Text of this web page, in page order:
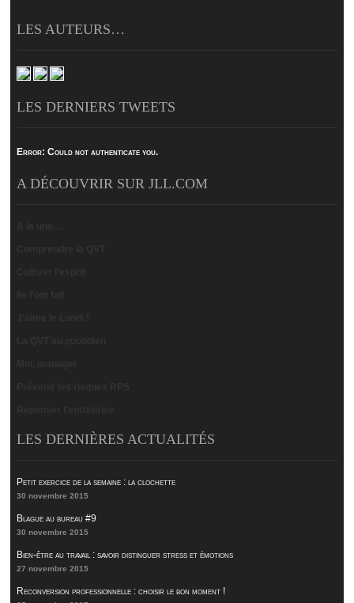
LES AUTEURS…
LES DERNIERS TWEETS
Error: Could not authenticate you.
A DÉCOUVRIR SUR JLL.COM
LES DERNIÈRES ACTUALITÉS
Petit exercice de la semaine : la clochette
30 novembre 2015
Blague au bureau #9
30 novembre 2015
Bien-être au travail : savoir distinguer stress et émotions
27 novembre 2015
Reconversion professionnelle : choisir le bon moment !